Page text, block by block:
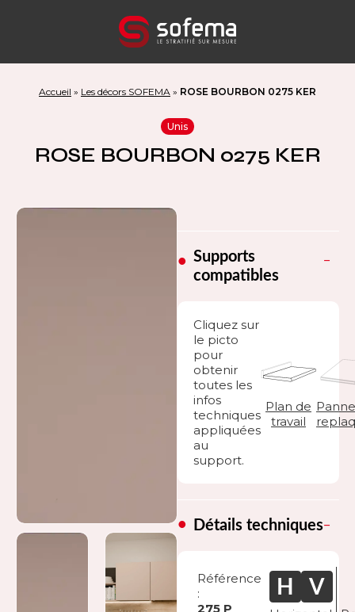
Accueil » Les décors SOFEMA » ROSE BOURBON 0275 KER
Unis
ROSE BOURBON 0275 KER
Supports
compatibles
Cliquez sur
le picto
pour
obtenir
toutes les
infos
techniques
appliquées
au
support.
Plan de
travail
Détails techniques
Référence
:
275 P